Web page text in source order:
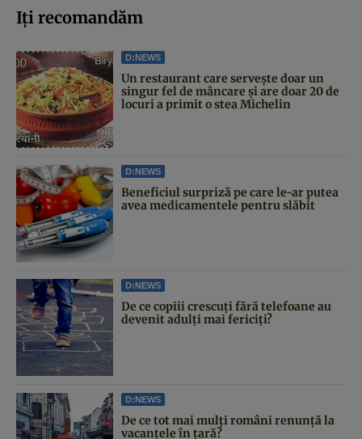
Iți recomandăm
D:NEWS
Un restaurant care servește doar un
singur fel de mâncare și are doar 20 de
locuri a primit o stea Michelin
D:NEWS
Beneficiul surpriză pe care le-ar putea
avea medicamentele pentru slăbit
D:NEWS
De ce copiii crescuți fără telefoane au
devenit adulți mai fericiți?
D:NEWS
De ce tot mai mulți români renunță la
vacanțele în țară?